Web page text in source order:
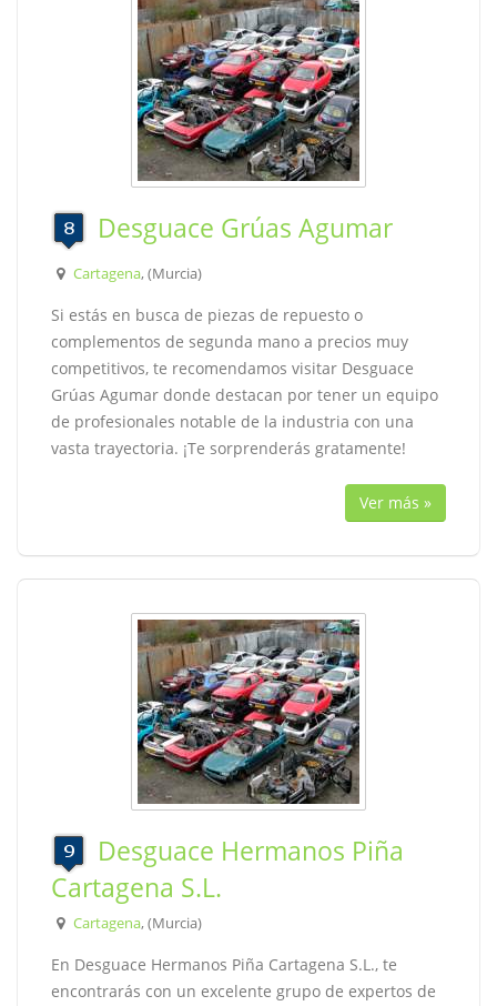
Desguace Grúas Agumar
Cartagena, (Murcia)
Si estás en busca de piezas de repuesto o
complementos de segunda mano a precios muy
competitivos, te recomendamos visitar Desguace
Grúas Agumar donde destacan por tener un equipo
de profesionales notable de la industria con una
vasta trayectoria. ¡Te sorprenderás gratamente!
Ver más »
Desguace Hermanos Piña
Cartagena S.L.
Cartagena, (Murcia)
En Desguace Hermanos Piña Cartagena S.L., te
encontrarás con un excelente grupo de expertos de